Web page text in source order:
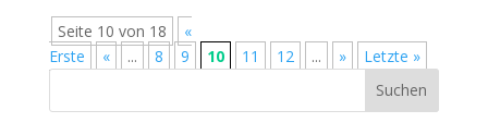
Seite 10 von 18
«
Erste
« ... 8 9 10 11 12 ... » Letzte »